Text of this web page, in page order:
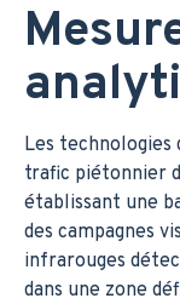
Les technologies
trafic piétonnier
établissant une
des campagnes
infrarouges
dans une zone